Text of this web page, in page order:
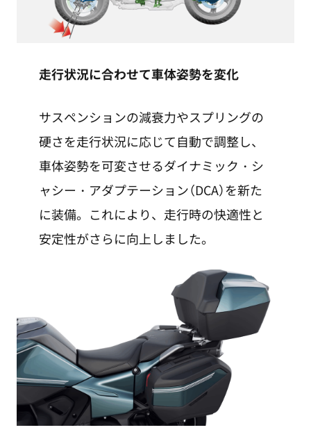
走行状況に合わせて車体姿勢を変化
サスペンションの減衰力やスプリングの
硬さを走行状況に応じて自動で調整し、
車体姿勢を可変させるダイナミック・シ
ャシー・アダプテーション（DCA）を新た
に装備。これにより、走行時の快適性と
安定性がさらに向上しました。